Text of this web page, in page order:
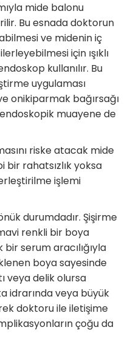
mide balonu
Bu esnada doktorun
ve midenin iç
için ışıklı
kullanılır. Bu
uygulaması
onikiparmak bağırsağı
muayene de
riske atacak mide
rahatsızlık yoksa
işlemi
durumdadır. Şişirme
renkli bir boya
serum aracılığıyla
boya sayesinde
veya delik olursa
idrarında veya büyük
doktoru ile iletişime
çoğu da